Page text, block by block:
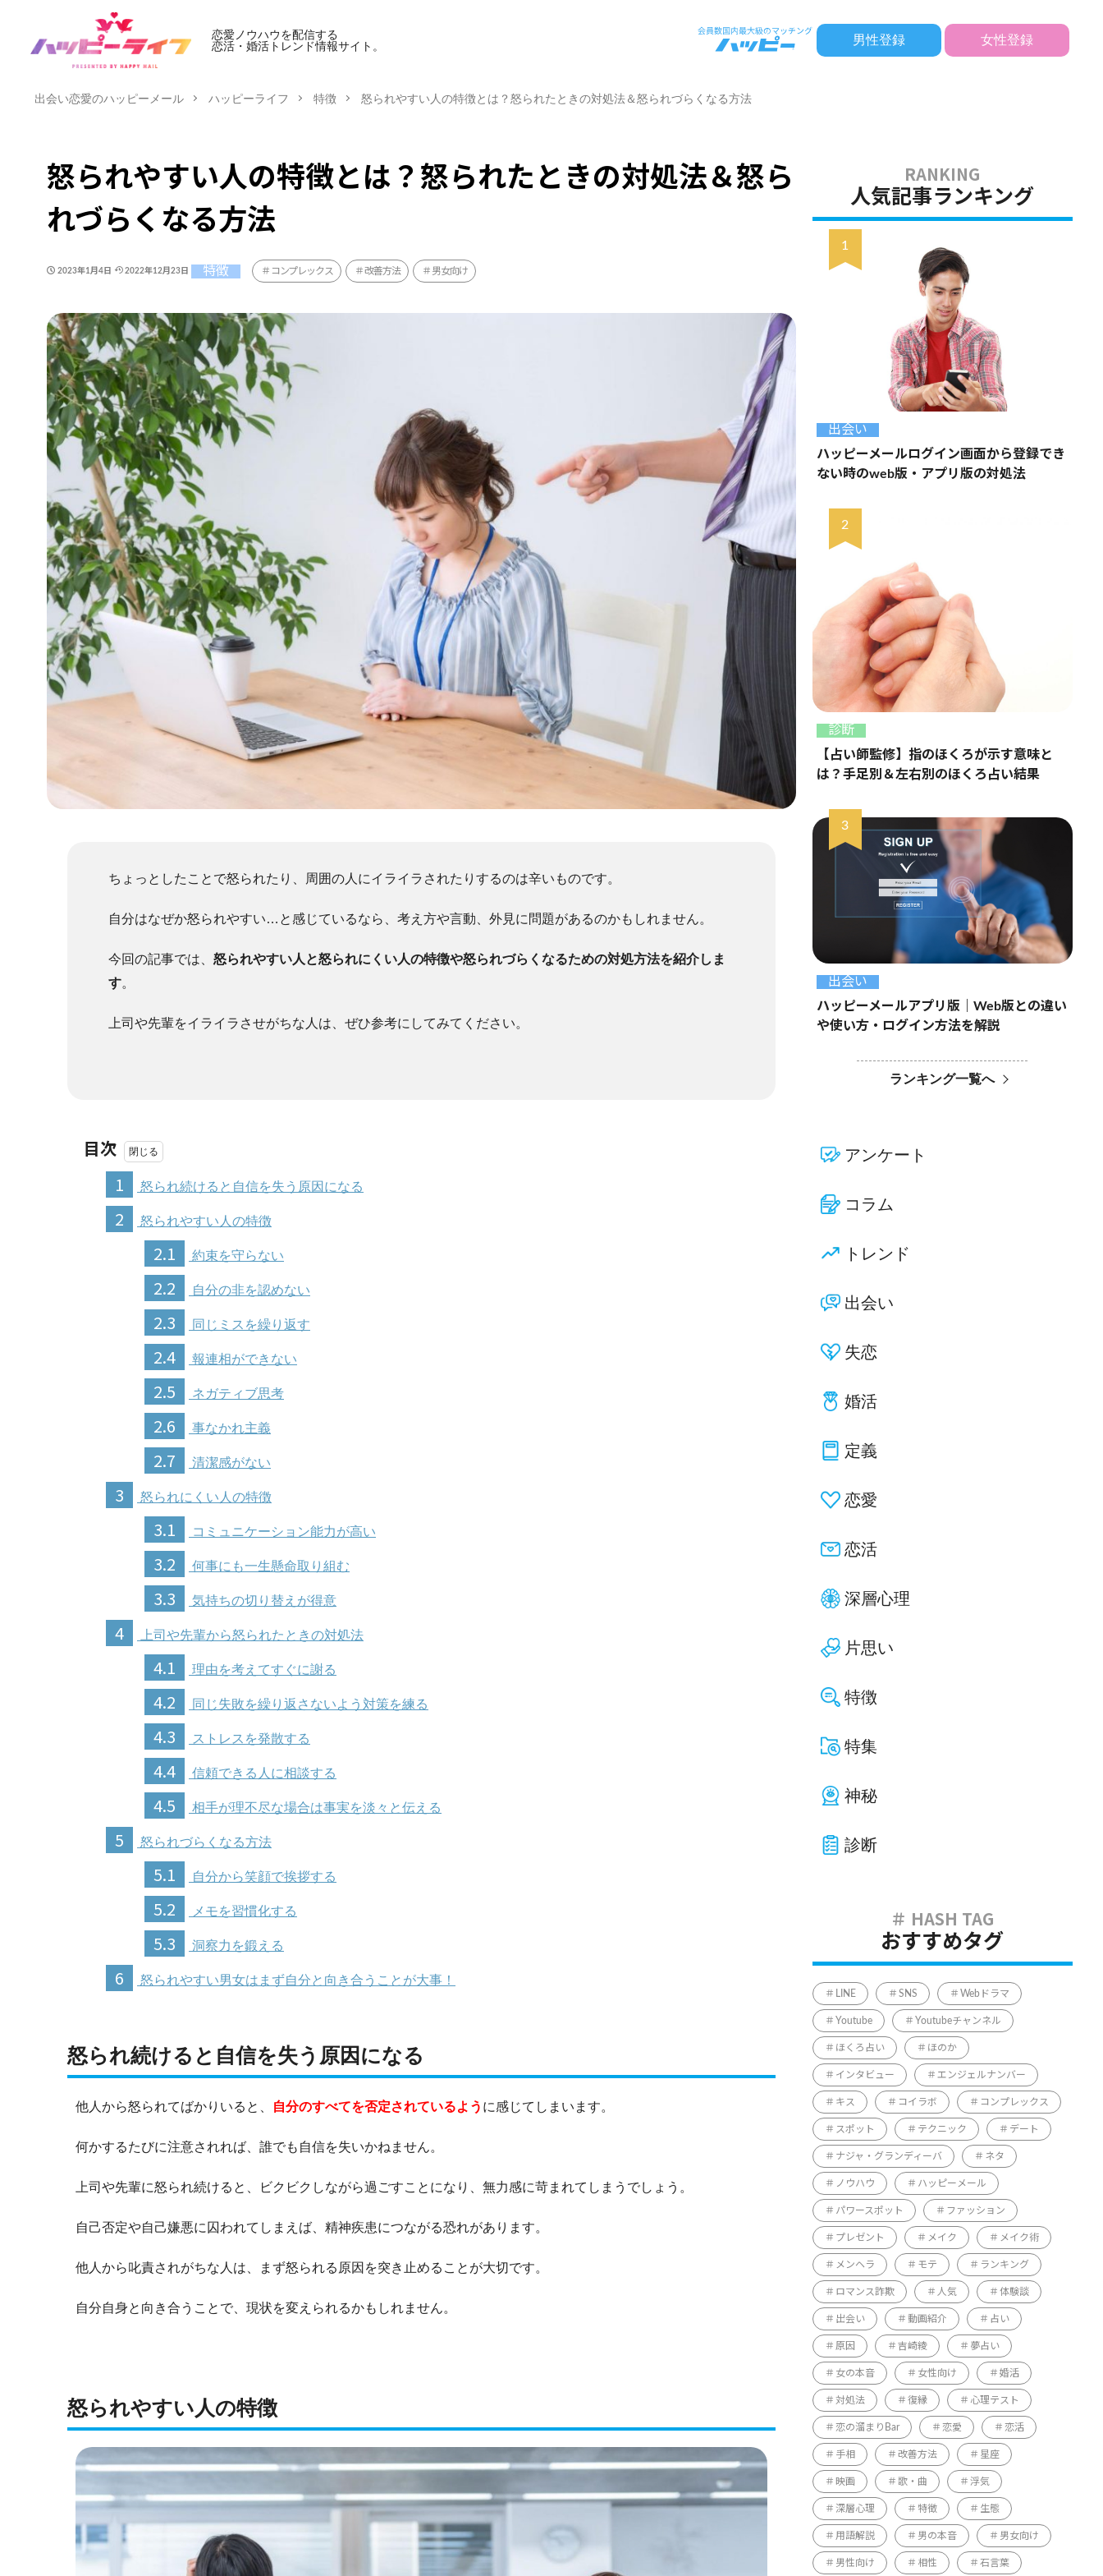
恋愛ノウハウを配信する
恋活・婚活トレンド情報サイト。
男性登録 女性登録
出会い恋愛のハッピーメール ハッピーライフ 特徴 怒られやすい人の特徴とは？怒られたときの対処法＆怒られづらくなる方法
怒られやすい人の特徴とは？怒られたときの対処法＆怒ら
れづらくなる方法
2023年1月4日 2022年12月23日 特徴 コンプレックス 改善方法 男女向け
ちょっとしたことで怒られたり、周囲の人にイライラされたりするのは辛いものです。
自分はなぜか怒られやすい…と感じているなら、考え方や言動、外見に問題があるのかもしれません。
今回の記事では、 怒られやすい人と怒られにくい人の特徴や怒られづらくなるための対処方法を紹介しま
す。
上司や先輩をイライラさせがちな人は、ぜひ参考にしてみてください。
目次
1
怒られ続けると自信を失う原因になる
2 怒られやすい人の特徴
2.1 約束を守らない
2.2 自分の非を認めない
2.3 同じミスを繰り返す
2.4 報連相ができない
2.5 ネガティブ思考
2.6 事なかれ主義
2.7 清潔感がない
3 怒られにくい人の特徴
3.1 コミュニケーション能力が高い
3.2 何事にも一生懸命取り組む
3.3 気持ちの切り替えが得意
4 上司や先輩から怒られたときの対処法
4.1 理由を考えてすぐに謝る
4.2 同じ失敗を繰り返さないよう対策を練る
4.3 ストレスを発散する
4.4 信頼できる人に相談する
4.5 相手が理不尽な場合は事実を淡々と伝える
5 怒られづらくなる方法
5.1 自分から笑顔で挨拶する
5.2 メモを習慣化する
5.3 洞察力を鍛える
6 怒られやすい男女はまず自分と向き合うことが大事！
怒られ続けると自信を失う原因になる
他人から怒られてばかりいると、 自分のすべてを否定されているよう に感じてしまいます。
何かするたびに注意されれば、誰でも自信を失いかねません。
上司や先輩に怒られ続けると、ビクビクしながら過ごすことになり、無力感に苛まれてしまうでしょう。
自己否定や自己嫌悪に囚われてしまえば、精神疾患につながる恐れがあります。
他人から叱責されがちな人は、まず怒られる原因を突き止めることが大切です。
自分自身と向き合うことで、現状を変えられるかもしれません。
怒られやすい人の特徴
人気記事ランキング
出会い
ハッピーメールログイン画面から登録でき
ない時のweb版・アプリ版の対処法
診断
【占い師監修】指のほくろが示す意味と
は？手足別＆左右別のほくろ占い結果
出会い
ハッピーメールアプリ版｜Web版との違い
や使い方・ログイン方法を解説
ランキング一覧へ
アンケート
コラム
トレンド
出会い
失恋
婚活
定義
恋愛
恋活
深層心理
片思い
特徴
特集
神秘
診断
おすすめタグ
LINE SNS Webドラマ
Youtube Youtubeチャンネル
ほくろ占い ほのか
インタビュー エンジェルナンバー
キス コイラボ コンプレックス
スポット テクニック デート
ナジャ・グランディーバ ネタ
ノウハウ ハッピーメール
パワースポット ファッション
プレゼント メイク メイク術
メンヘラ モテ ランキング
ロマンス詐欺 人気 体験談
出会い 動画紹介 占い
原因 吉崎綾 夢占い
女の本音 女性向け 婚活
対処法 復縁 心理テスト
恋の溜まりBar 恋愛 恋活
手相 改善方法 星座
映画 歌・曲 浮気
深層心理 特徴 生態
用語解説 男の本音 男女向け
男性向け 相性 石言葉